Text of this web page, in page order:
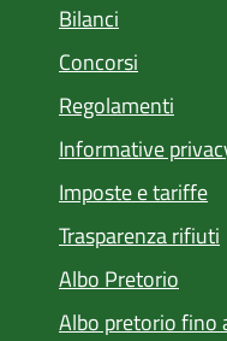
Bilanci
Concorsi
Regolamenti
Informative
Imposte e tariffe
Trasparenza rifiuti
Albo Pretorio
Albo pretorio